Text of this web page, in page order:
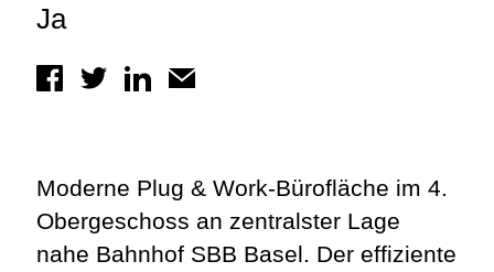
Ja
Moderne Plug & Work-Bürofläche im 4.
Obergeschoss an zentralster Lage
nahe Bahnhof SBB Basel. Der effiziente